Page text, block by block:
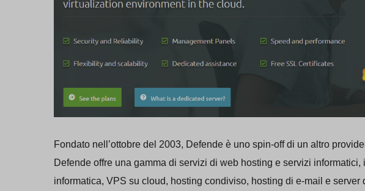
Fondato nell’ottobre del 2003, Defende è uno spin-off di un altro
Defende offre una gamma di servizi di web hosting e servizi
informatica, VPS su cloud, hosting condiviso, hosting di e-mail e